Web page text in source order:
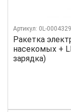
Ракетка
насекомых +
зарядка)
Артикул: 0L-